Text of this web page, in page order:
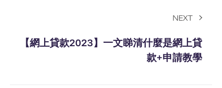
NEXT
【網上貸款2023】一文睇清什麼是網上貸
款+申請教學